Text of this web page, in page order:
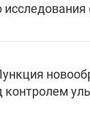
контролем